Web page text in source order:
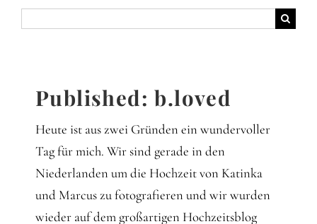
nach:
Published: b.loved
Heute ist aus zwei Gründen ein wundervoller
Tag für mich. Wir sind gerade in den
Niederlanden um die Hochzeit von Katinka
und Marcus zu fotografieren und wir wurden
wieder auf dem großartigen Hochzeitsblog